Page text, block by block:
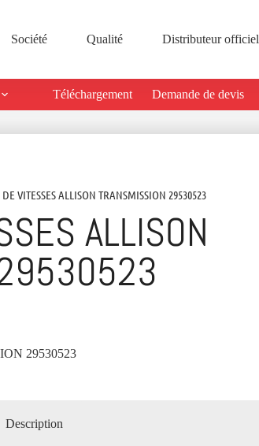
Société Qualité Distributeur officiel
Téléchargement Demande de devis
VITESSES ALLISON TRANSMISSION 29530523
ALLISON
29530523
29530523
Description